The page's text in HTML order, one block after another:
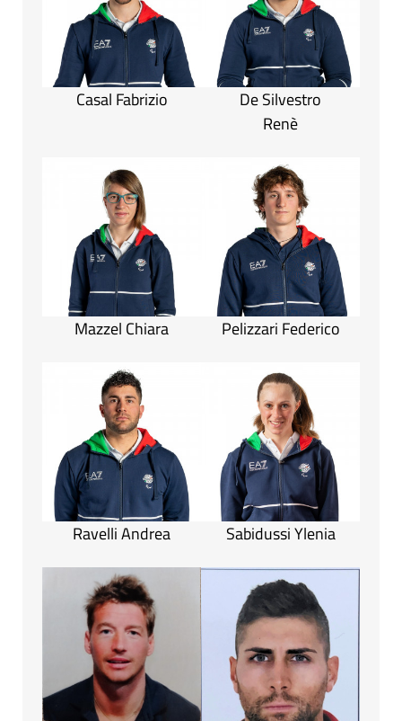
Casal Fabrizio
De Silvestro
Renè
Mazzel Chiara Pelizzari Federico
Ravelli Andrea Sabidussi Ylenia